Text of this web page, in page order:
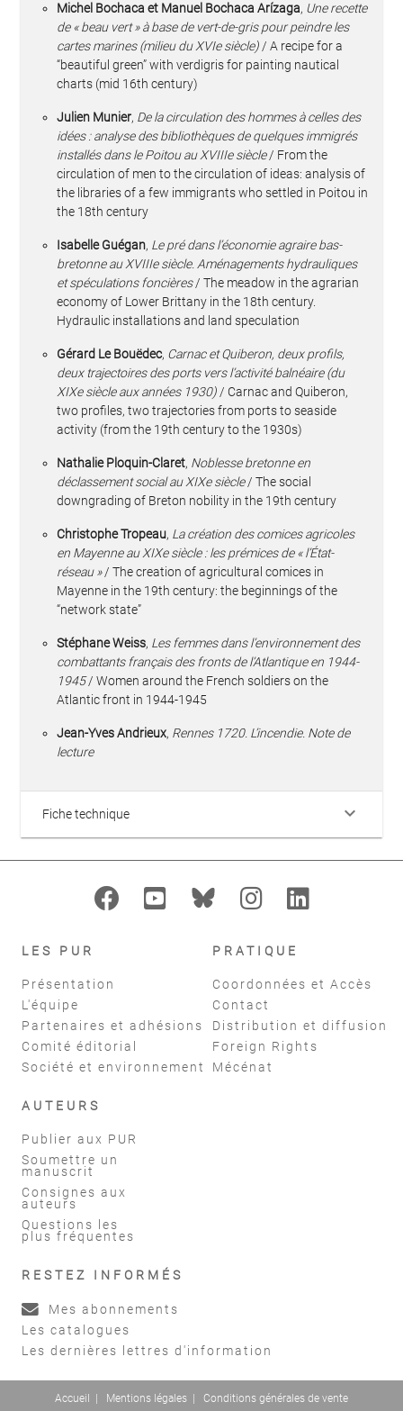
Michel Bochaca et Manuel Bochaca Arízaga, Une recette
de « beau vert » à base de vert-de-gris pour peindre les
cartes marines (milieu du XVIe siècle)/ A recipe for a
“beautiful green” with verdigris for painting nautical
charts (mid 16th century)
Julien Munier, De la circulation des hommes à celles des
idées : analyse des bibliothèques de quelques immigrés
installés dans le Poitou au XVIIIe siècle/ From the
circulation of men to the circulation of ideas: analysis of
the libraries of a few immigrants who settled in Poitou in
the 18th century
Isabelle Guégan, Le pré dans l’économie agraire bas-
bretonne au XVIIIe siècle. Aménagements hydrauliques
et spéculations foncières/ The meadow in the agrarian
economy of Lower Brittany in the 18th century.
Hydraulic installations and land speculation
Gérard Le Bouëdec, Carnac et Quiberon, deux profils,
deux trajectoires des ports vers l’activité balnéaire (du
XIXe siècle aux années 1930)/ Carnac and Quiberon,
two profiles, two trajectories from ports to seaside
activity (from the 19th century to the 1930s)
Nathalie Ploquin-Claret, Noblesse bretonne en
déclassement social au XIXe siècle/ The social
downgrading of Breton nobility in the 19th century
Christophe Tropeau, La création des comices agricoles
en Mayenne au XIXe siècle : les prémices de « l’État-
réseau »/ The creation of agricultural comices in
Mayenne in the 19th century: the beginnings of the
“network state”
Stéphane Weiss, Les femmes dans l’environnement des
combattants français des fronts de l’Atlantique en 1944-
1945/ Women around the French soldiers on the
Atlantic front in 1944-1945
Jean-Yves Andrieux, Rennes 1720. L’incendie. Note de
lecture
Fiche technique keyboard_arrow_down
LES PUR
Présentation
L'équipe
Partenaires et adhésions
Comité éditorial
Société et environnement
PRATIQUE
Coordonnées et Accès
Contact
Distribution et diffusion
Foreign Rights
Mécénat
AUTEURS
Publier aux PUR
Soumettre un
manuscrit
Consignes aux
auteurs
Questions les
plus fréquentes
RESTEZ INFORMÉS
Mes abonnements
Les catalogues
Les dernières lettres d'information
Accueil Mentions légales Conditions générales de vente